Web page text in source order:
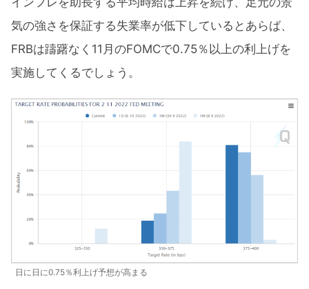
気の強さを保証する失業率が低下しているとあらば、
FRBは躊躇なく11月のFOMCで0.75％以上の利上げを
実施してくるでしょう。
日に日に0.75％利上げ予想が高まる